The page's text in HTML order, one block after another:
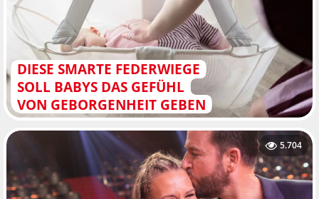
DIESE SMARTE FEDERWIEGE
SOLL BABYS DAS GEFÜHL
VON GEBORGENHEIT GEBEN
5.704